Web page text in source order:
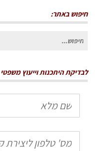
חיפוש באתר:
חיפוש
לבדיקת היתכנות וייעוץ משפטי
שם
מלא
טלפון